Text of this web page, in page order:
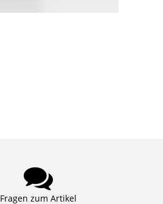
Fragen zum Artikel